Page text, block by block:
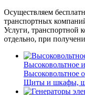
Осуществляем
транспортных
Услуги, транспортной
отдельно, при
Высоковольтное
Высоковольтное
Щиты и шкафы,